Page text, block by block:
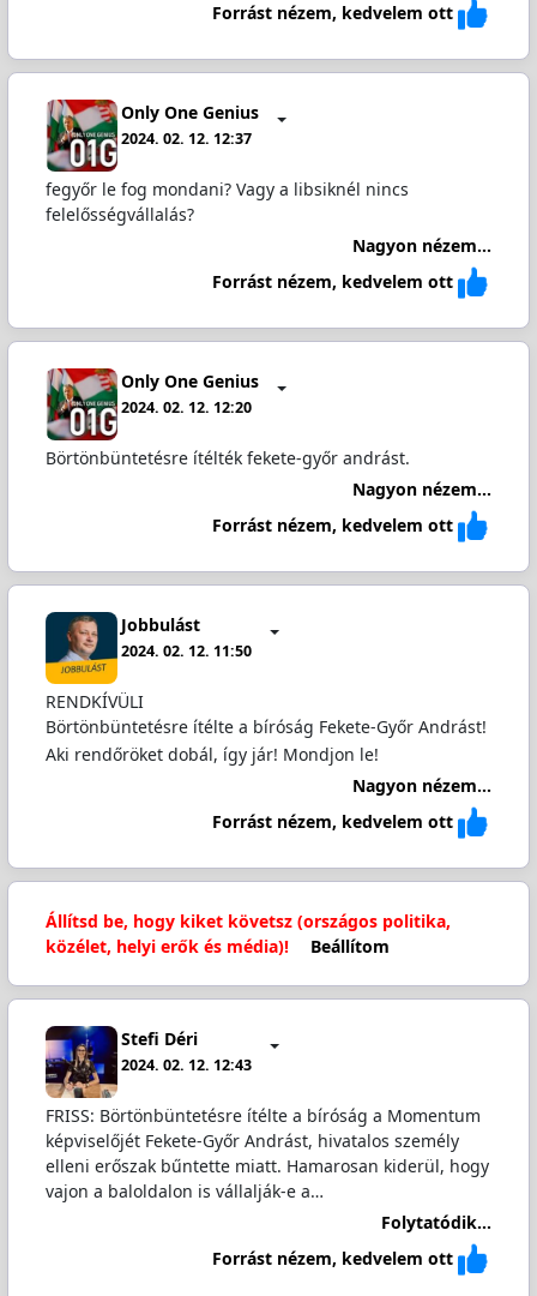
Forrást nézem, kedvelem ott
Only One Genius
2024. 02. 12. 12:37
fegyőr le fog mondani? Vagy a libsiknél nincs
felelősségvállalás?
Nagyon nézem...
Forrást nézem, kedvelem ott
Only One Genius
2024. 02. 12. 12:20
Börtönbüntetésre ítélték fekete-győr andrást.
Nagyon nézem...
Forrást nézem, kedvelem ott
Jobbulást
2024. 02. 12. 11:50
RENDKÍVÜLI
Börtönbüntetésre ítélte a bíróság Fekete-Győr Andrást!
Aki rendőröket dobál, így jár! Mondjon le!
Nagyon nézem...
Forrást nézem, kedvelem ott
Állítsd be, hogy kiket követsz (országos politika,
közélet, helyi erők és média)!
Beállítom
Stefi Déri
2024. 02. 12. 12:43
FRISS: Börtönbüntetésre ítélte a bíróság a Momentum
képviselőjét Fekete-Győr Andrást, hivatalos személy
elleni erőszak bűntette miatt. Hamarosan kiderül, hogy
vajon a baloldalon is vállalják-e a…
Folytatódik...
Forrást nézem, kedvelem ott